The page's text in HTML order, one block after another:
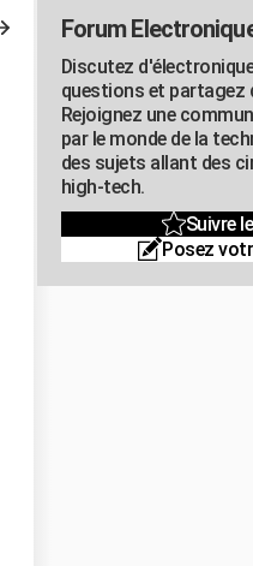
Forum
Discutez
questions et partagez
Rejoignez une
par le monde de la
des sujets allant des
high-tech.
Suivre
Posez